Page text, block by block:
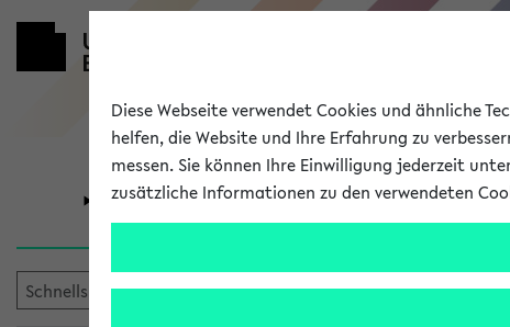
Universität Forschung
eKVV News
Diese Webseite verwendet Cookies und ähnliche
helfen, die Website und Ihre Erfahrung zu
messen. Sie können Ihre Einwilligung jederzeit
zusätzliche Informationen zu den verwendeten